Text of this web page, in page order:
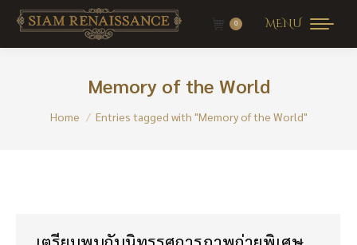
MENU
0
Memory of the World
Home Entries tagged with "Memory of the World"